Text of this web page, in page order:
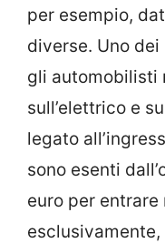
per esempio,
diverse. Uno
gli automobilisti
sull’elettrico e
legato
sono esenti
euro per entrare
esclusivamente,